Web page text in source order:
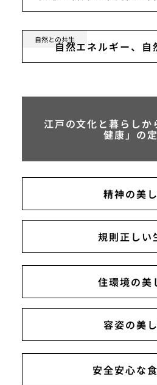
自然との共生自然エネルギー、自
江戸の文化と暮らしか
健康」の
精神の美
規則正しい
住環境の美
容姿の美
安全安心な